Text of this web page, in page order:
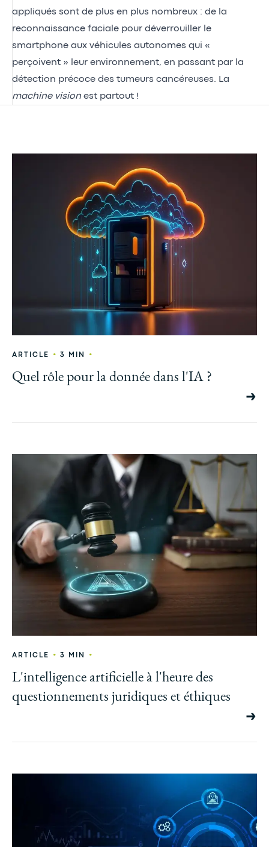
appliqués sont de plus en plus nombreux : de la
reconnaissance faciale pour déverrouiller le
smartphone aux véhicules autonomes qui «
perçoivent » leur environnement, en passant par la
détection précoce des tumeurs cancéreuses. La
machine vision est partout !
ARTICLE • 3 MIN •
Quel rôle pour la donnée dans l'IA ?
ARTICLE • 3 MIN •
L'intelligence artificielle à l'heure des
questionnements juridiques et éthiques